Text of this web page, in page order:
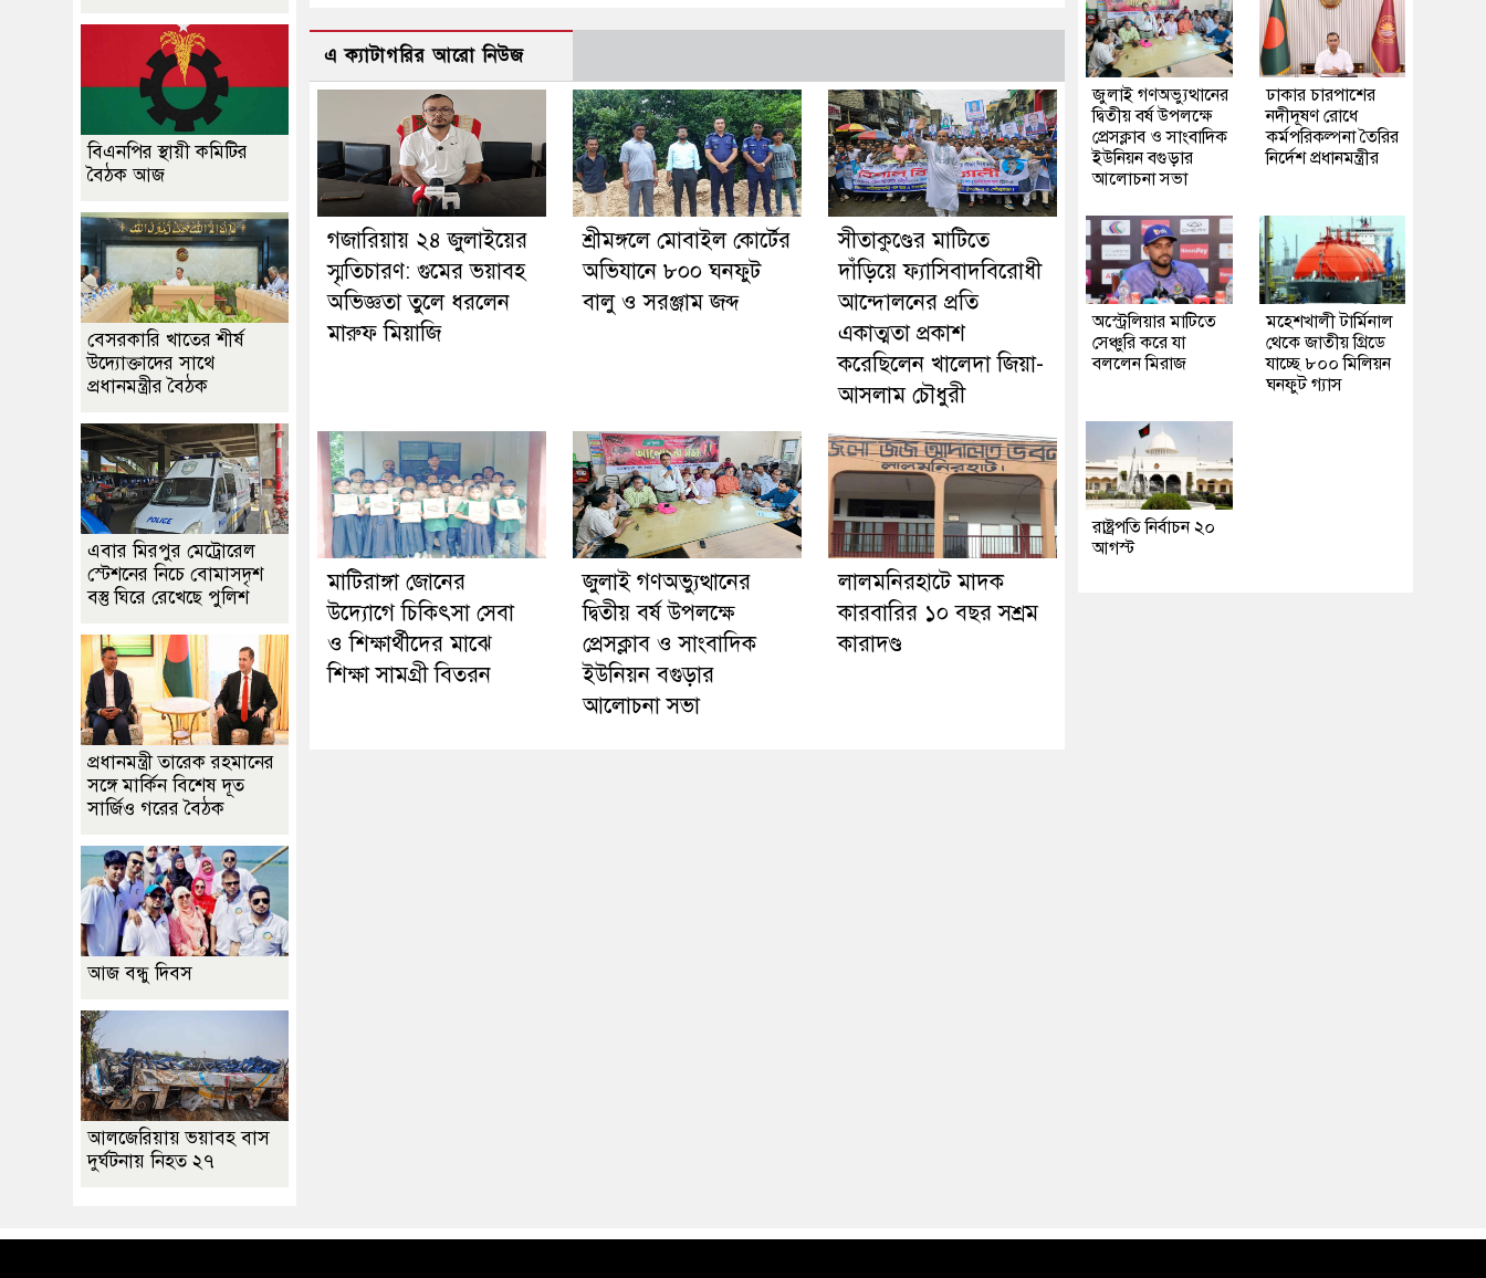
এ ক্যাটাগরির আরো নিউজ
গজারিয়ায় ২৪ জুলাইয়ের
স্মৃতিচারণ: গুমের ভয়াবহ
অভিজ্ঞতা তুলে ধরলেন
মারুফ মিয়াজি
শ্রীমঙ্গলে মোবাইল কোর্টের
অভিযানে ৮০০ ঘনফুট
বালু ও সরঞ্জাম জব্দ
সীতাকুণ্ডের মাটিতে
দাঁড়িয়ে ফ্যাসিবাদবিরোধী
আন্দোলনের প্রতি
একাত্মতা প্রকাশ
করেছিলেন খালেদা জিয়া-
আসলাম চৌধুরী
মাটিরাঙ্গা জোনের
উদ্যোগে চিকিৎসা সেবা
ও শিক্ষার্থীদের মাঝে
শিক্ষা সামগ্রী বিতরন
জুলাই গণঅভ্যুত্থানের
দ্বিতীয় বর্ষ উপলক্ষে
প্রেসক্লাব ও সাংবাদিক
ইউনিয়ন বগুড়ার
আলোচনা সভা
লালমনিরহাটে মাদক
কারবারির ১০ বছর সশ্রম
কারাদণ্ড
বিএনপির স্থায়ী কমিটির
বৈঠক আজ
বেসরকারি খাতের শীর্ষ
উদ্যোক্তাদের সাথে
প্রধানমন্ত্রীর বৈঠক
এবার মিরপুর মেট্রোরেল
স্টেশনের নিচে বোমাসদৃশ
বস্তু ঘিরে রেখেছে পুলিশ
প্রধানমন্ত্রী তারেক রহমানের
সঙ্গে মার্কিন বিশেষ দূত
সার্জিও গরের বৈঠক
আজ বন্ধু দিবস
আলজেরিয়ায় ভয়াবহ বাস
দুর্ঘটনায় নিহত ২৭
জুলাই গণঅভ্যুত্থানের
দ্বিতীয় বর্ষ উপলক্ষে
প্রেসক্লাব ও সাংবাদিক
ইউনিয়ন বগুড়ার
আলোচনা সভা
ঢাকার চারপাশের
নদীদূষণ রোধে
কর্মপরিকল্পনা তৈরির
নির্দেশ প্রধানমন্ত্রীর
অস্ট্রেলিয়ার মাটিতে
সেঞ্চুরি করে যা
বললেন মিরাজ
মহেশখালী টার্মিনাল
থেকে জাতীয় গ্রিডে
যাচ্ছে ৮০০ মিলিয়ন
ঘনফুট গ্যাস
রাষ্ট্রপতি নির্বাচন ২০
আগস্ট